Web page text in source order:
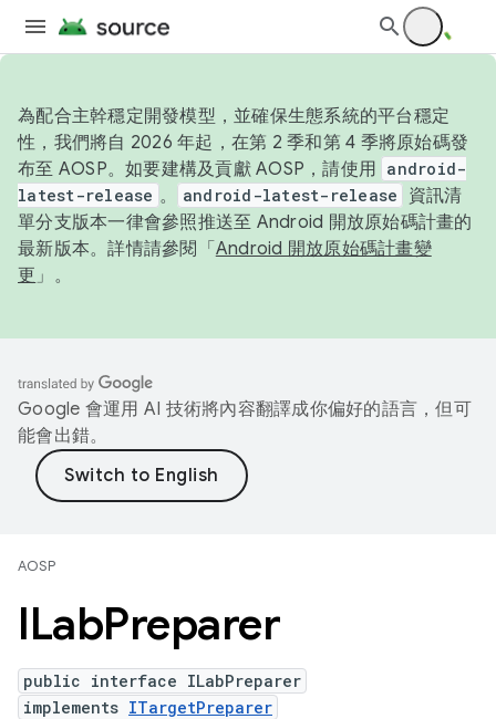
為配合主幹穩定開發模型，並確保生態系統的平台穩定
性，我們將自 2026 年起，在第 2 季和第 4 季將原始碼發
布至 AOSP。如要建構及貢獻 AOSP，請使用 android-
latest-release 。 android-latest-release
資訊清
單分支版本一律會參照推送至 Android 開放原始碼計畫的
最新版本。詳情請參閱「 Android 開放原始碼計畫變
更 」。
Google 會運用 AI 技術將內容翻譯成你偏好的語言，但可
能會出錯。
AOSP
ILabPreparer
public interface ILabPreparer
implements ITargetPreparer